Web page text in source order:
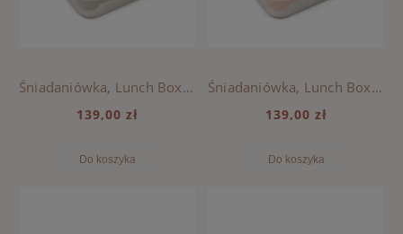
Śniadaniówka, Lunch Box ARTHUR Liewood - MEGA LEO MIST
139,00 zł
Do koszyka
Śniadaniówka, Lunch Box ARTHUR Liewood - MINI CHERRY HEART / ROSEY
139,00 zł
Do koszyka